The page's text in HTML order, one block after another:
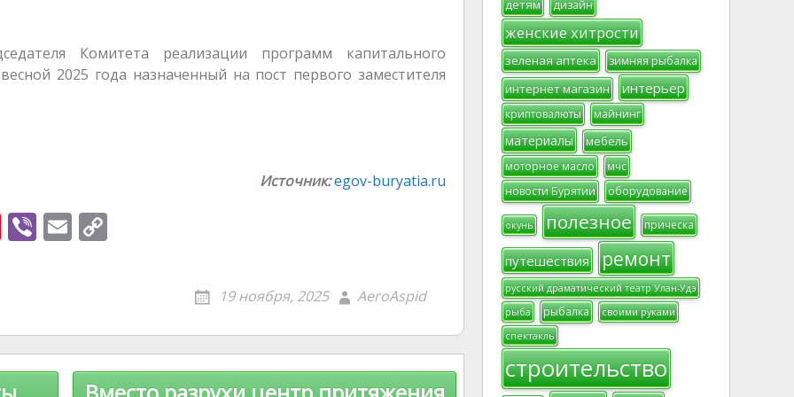
Комитета реализации программ капитального
2025 года назначенный на пост первого заместителя
Источник:egov-buryatia.ru
Pi
st
Vi E
Li
n
19 ноября, 2025 AeroAspid
детям дизайн
женские хитрости
зеленая аптека зимняя рыбалка
интернет магазин интерьер
криптовалюты майнинг
материалы мебель
моторное масло
мчс
новости Бурятии
оборудование
окунь полезное прическа
путешествия ремонт
русский драматический театр Улан-Удэ
рыба
рыбалка
своими руками
спектакль
строительство